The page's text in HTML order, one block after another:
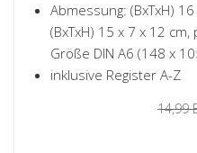
Abmessung: (BxTxH)
(BxTxH) 15 x 7 x 12
Größe DIN A6 (148 x
inklusive Register A-Z
14,99